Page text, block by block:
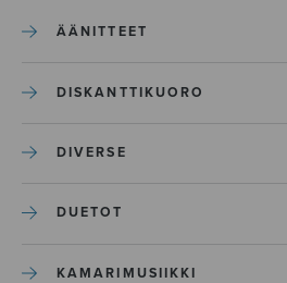
ÄÄNITTEET
DISKANTTIKUORO
DIVERSE
DUETOT
KAMARIMUSIIKKI